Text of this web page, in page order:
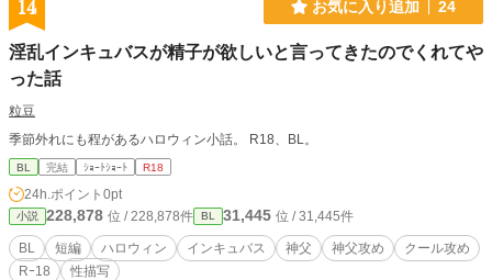
14 お気に入り追加 24
淫乱インキュバスが精子が欲しいと言ってきたのでくれてや
った話
粒豆
季節外れにも程があるハロウィン小話。 R18、BL。
BL 完結 ｼｮｰﾄｼｮｰﾄ R18
24h.ポイント 0pt
小説 228,878 位 / 228,878件 BL 31,445 位 / 31,445件
BL 短編 ハロウィン インキュバス 神父 神父攻め
クール攻め
Rｰ18
性描写